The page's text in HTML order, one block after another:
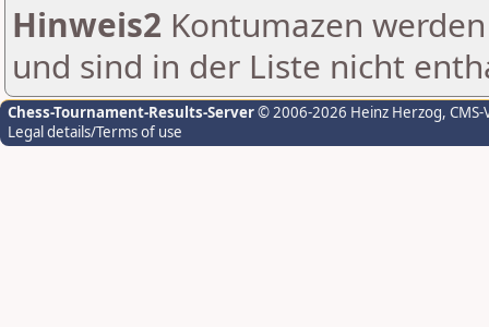
Hinweis2 Kontumazen
und sind in der Liste nicht
Chess-Tournament-Results-Server© 2006-2026 Heinz Herzog,
Legal details/Terms of use